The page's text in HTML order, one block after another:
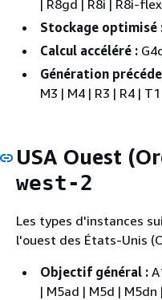
| R8gd | R8i | R8i-
Stockage optimisé
Calcul accéléré :
Génération
M3 | M4 | R3 | R4 | T1
USA Ouest
west-2
Les types d'instances
l'ouest des États-Unis
Objectif général :
| M5ad | M5d | M5dn